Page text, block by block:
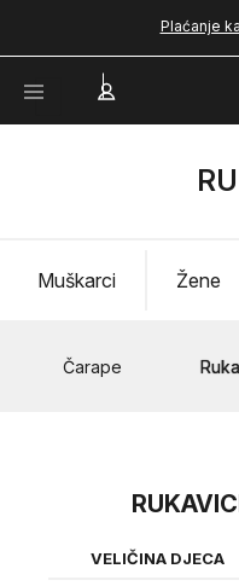
Plaćanje
Žene
Muškarci
Čarape
VELIČINA DJECA